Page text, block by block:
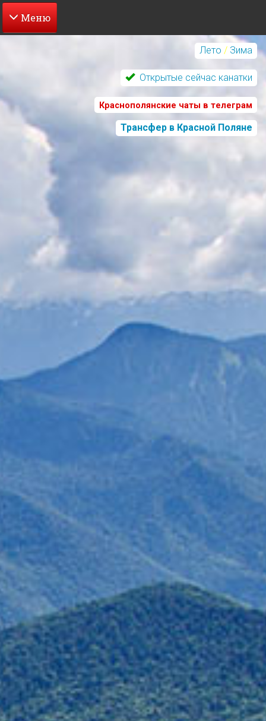
Перейти
содержанию
Лето / Зима
Открытые сейчас канатки
Краснополянские чаты в телеграм
Трансфер в Красной Поляне